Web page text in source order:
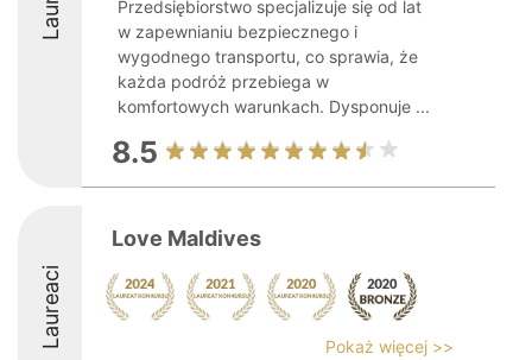
Przedsiębiorstwo specjalizuje się od lat
w zapewnianiu bezpiecznego i
wygodnego transportu, co sprawia, że
każda podróż przebiega w
komfortowych warunkach. Dysponuje ...
8.5
Laureaci
Love Maldives
Pokaż więcej >>